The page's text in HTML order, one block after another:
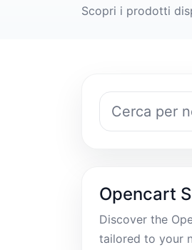
Scopri i prodotti
Cerca prodotti
Opencart
Discover the
tailored to your